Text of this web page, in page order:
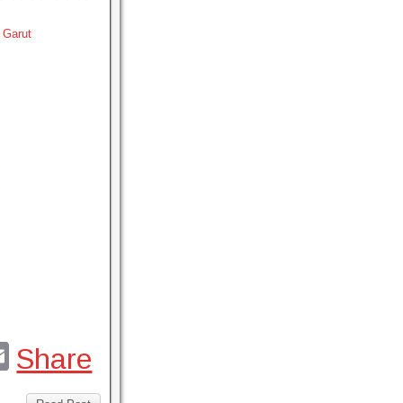
E
m
Share